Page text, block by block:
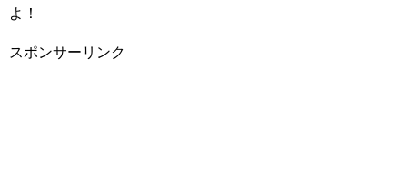
よ！
スポンサーリンク